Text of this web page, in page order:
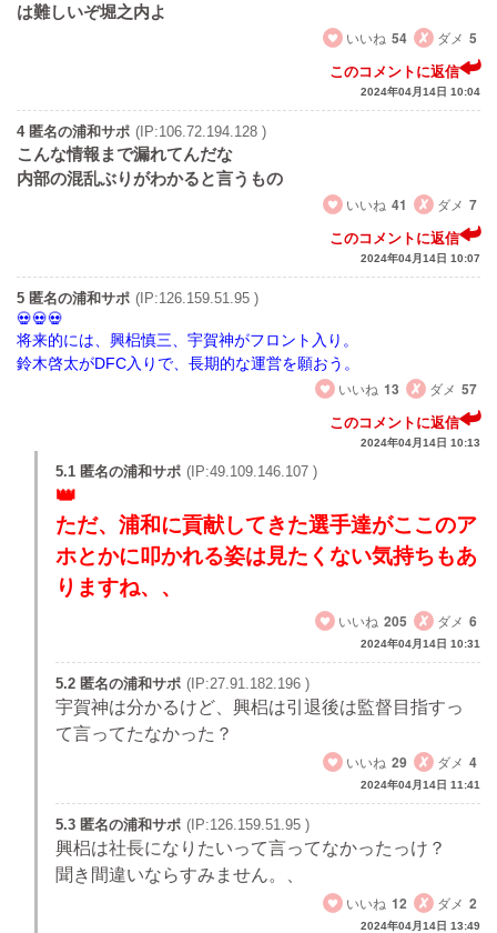
は難しいぞ堀之内よ
いいね 54 ダメ 5
このコメントに返信
2024年04月14日 10:04
4 匿名の浦和サポ (IP:106.72.194.128 )
こんな情報まで漏れてんだな
内部の混乱ぶりがわかると言うもの
いいね 41 ダメ 7
このコメントに返信
2024年04月14日 10:07
5 匿名の浦和サポ (IP:126.159.51.95 )
将来的には、興梠慎三、宇賀神がフロント入り。
鈴木啓太がDFC入りで、長期的な運営を願おう。
いいね 13 ダメ 57
このコメントに返信
2024年04月14日 10:13
5.1 匿名の浦和サポ (IP:49.109.146.107 )
ただ、浦和に貢献してきた選手達がここのア
ホとかに叩かれる姿は見たくない気持ちもあ
りますね、、
いいね 205 ダメ 6
2024年04月14日 10:31
5.2 匿名の浦和サポ (IP:27.91.182.196 )
宇賀神は分かるけど、興梠は引退後は監督目指すっ
て言ってたなかった？
いいね 29 ダメ 4
2024年04月14日 11:41
5.3 匿名の浦和サポ (IP:126.159.51.95 )
興梠は社長になりたいって言ってなかったっけ？
聞き間違いならすみません。、
いいね 12 ダメ 2
2024年04月14日 13:49